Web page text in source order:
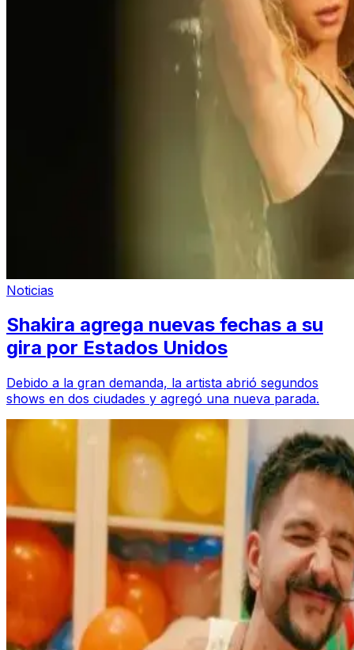
Noticias
Shakira agrega nuevas fechas a su
gira por Estados Unidos
Debido a la gran demanda, la artista abrió segundos
shows en dos ciudades y agregó una nueva parada.